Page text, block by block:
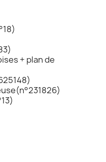
+ plan de